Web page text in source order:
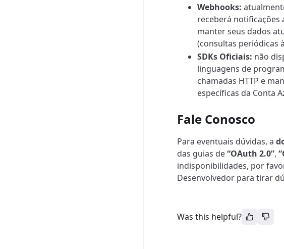
Webhooks:
receberá notificações
manter seus dados
(consultas periódicas
SDKs Oficiais: não
linguagens de
chamadas HTTP e
específicas da Conta
Fale Conosco
Para eventuais dúvidas, a
das guias de“OAuth 2.0”,
indisponibilidades, por
Desenvolvedor para tirar
Was this helpful?